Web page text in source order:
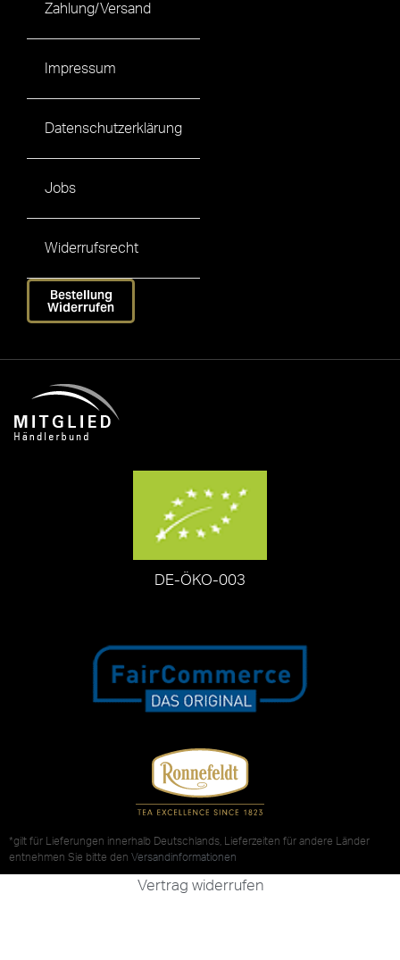
Zahlung/Versand
Impressum
Datenschutzerklärung
Jobs
Widerrufsrecht
Bestellung
Widerrufen
DE-ÖKO-003
*gilt für Lieferungen innerhalb Deutschlands, Lieferzeiten für andere Länder
entnehmen Sie bitte den Versandinformationen
Vertrag widerrufen